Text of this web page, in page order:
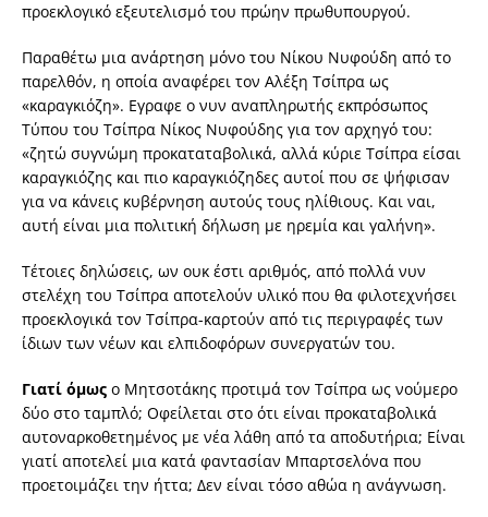
προεκλογικό εξευτελισµό του πρώην πρωθυπουργού.
Παραθέτω µια ανάρτηση µόνο του Νίκου Νυφούδη από το
παρελθόν, η οποία αναφέρει τον Αλέξη Τσίπρα ως
«καραγκιόζη». Εγραφε ο νυν αναπληρωτής εκπρόσωπος
Τύπου του Τσίπρα Νίκος Νυφούδης για τον αρχηγό του:
«ζητώ συγνώµη προκαταταβολικά, αλλά κύριε Τσίπρα είσαι
καραγκιόζης και πιο καραγκιόζηδες αυτοί που σε ψήφισαν
για να κάνεις κυβέρνηση αυτούς τους ηλίθιους. Και ναι,
αυτή είναι µια πολιτική δήλωση µε ηρεµία και γαλήνη».
Τέτοιες δηλώσεις, ων ουκ έστι αριθµός, από πολλά νυν
στελέχη του Τσίπρα αποτελούν υλικό που θα φιλοτεχνήσει
προεκλογικά τον Τσίπρα-καρτούν από τις περιγραφές των
ίδιων των νέων και ελπιδοφόρων συνεργατών του.
Γιατί όμως ο Μητσοτάκης προτιµά τον Τσίπρα ως νούµερο
δύο στο ταµπλό; Οφείλεται στο ότι είναι προκαταβολικά
αυτοναρκοθετηµένος µε νέα λάθη από τα αποδυτήρια; Είναι
γιατί αποτελεί µια κατά φαντασίαν Μπαρτσελόνα που
προετοιµάζει την ήττα; ∆εν είναι τόσο αθώα η ανάγνωση.